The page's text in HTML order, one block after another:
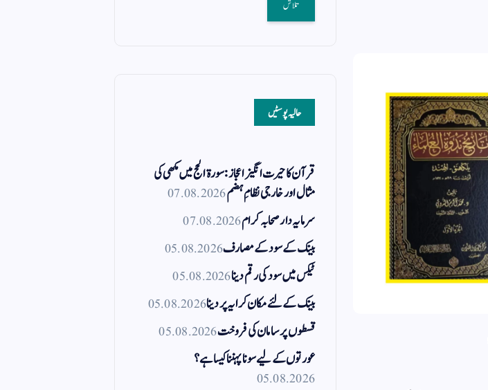
حالیہ پوسٹیں
قرآن کا حیرت انگیز اعجاز: سورۃ الحج میں مکھی کی
مثال اور خارجی نظامِ ہضم07.08.2026
سرمایہ دار صحابہ کرام07.08.2026
بینک کے سود کے مصارف05.08.2026
ٹیکس میں سود کی رقم دینا05.08.2026
بینک کے لئے مکان کرایہ پر دینا05.08.2026
قسطوں پر سامان کی فروخت05.08.2026
عورتوں کے لیے سونا پہننا کیسا ہے؟
05.08.2026